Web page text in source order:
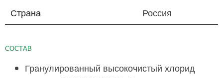
Страна
Россия
СОСТАВ
Гранулированный высокочистый хлорид